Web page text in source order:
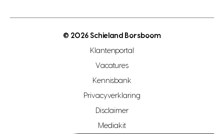
open woningwaarde dag
makelaar regio zoetermeer
hypotheekshop regio den haag
hypotheekshop regio rotterdam
© 2026 Schieland Borsboom
Klantenportal
Vacatures
Kennisbank
Privacyverklaring
Disclaimer
Mediakit